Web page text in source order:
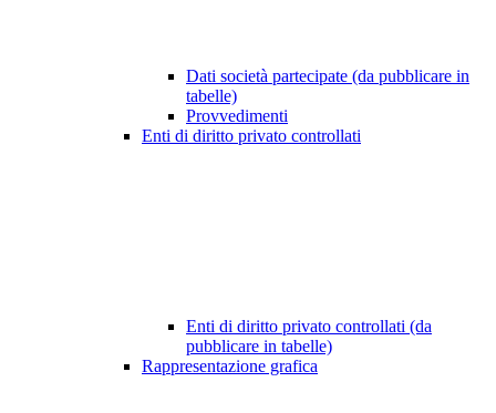
Dati società partecipate (da pubblicare in
tabelle)
Provvedimenti
Enti di diritto privato controllati
Enti di diritto privato controllati (da
pubblicare in tabelle)
Rappresentazione grafica